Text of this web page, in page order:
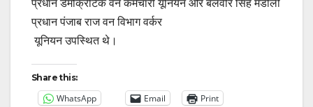
प्रधान डेमोक्रेटिक वन कर्मचारी यूनियन और बलवीर सिंह मंडोली
प्रधान पंजाब राज वन विभाग वर्कर
यूनियन उपस्थित थे।
Share this:
WhatsApp Email Print